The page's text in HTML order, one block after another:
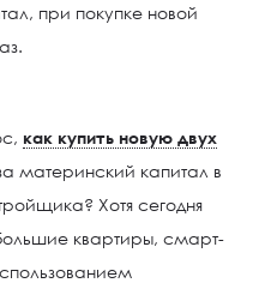
при покупке новой
как купить новую двух
материнский капитал в
Хотя сегодня
квартиры, смарт-